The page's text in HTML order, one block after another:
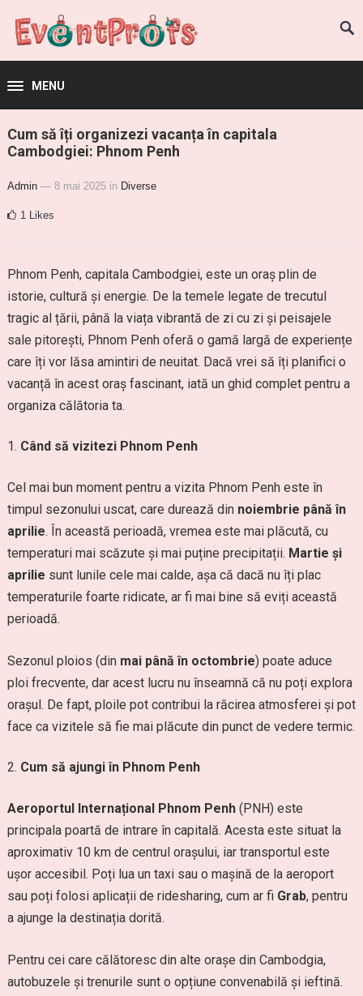
MENU
Cum să îți organizezi vacanța în capitala
Cambodgiei: Phnom Penh
Admin — 8 mai 2025 in Diverse
1 Likes
Phnom Penh, capitala Cambodgiei, este un oraș plin de
istorie, cultură și energie. De la temele legate de trecutul
tragic al țării, până la viața vibrantă de zi cu zi și peisajele
sale pitorești, Phnom Penh oferă o gamă largă de experiențe
care îți vor lăsa amintiri de neuitat. Dacă vrei să îți planifici o
vacanță în acest oraș fascinant, iată un ghid complet pentru a
organiza călătoria ta.
Când să vizitezi Phnom Penh
Cel mai bun moment pentru a vizita Phnom Penh este în
timpul sezonului uscat, care durează din noiembrie până în
aprilie. În această perioadă, vremea este mai plăcută, cu
temperaturi mai scăzute și mai puține precipitații. Martie și
aprilie sunt lunile cele mai calde, așa că dacă nu îți plac
temperaturile foarte ridicate, ar fi mai bine să eviți această
perioadă.
Sezonul ploios (din mai până în octombrie) poate aduce
ploi frecvente, dar acest lucru nu înseamnă că nu poți explora
orașul. De fapt, ploile pot contribui la răcirea atmosferei și pot
face ca vizitele să fie mai plăcute din punct de vedere termic.
Cum să ajungi în Phnom Penh
Aeroportul Internațional Phnom Penh(PNH) este
principala poartă de intrare în capitală. Acesta este situat la
aproximativ 10 km de centrul orașului, iar transportul este
ușor accesibil. Poți lua un taxi sau o mașină de la aeroport
sau poți folosi aplicații de ridesharing, cum ar fi Grab, pentru
a ajunge la destinația dorită.
Pentru cei care călătoresc din alte orașe din Cambodgia,
autobuzele și trenurile sunt o opțiune convenabilă și ieftină.